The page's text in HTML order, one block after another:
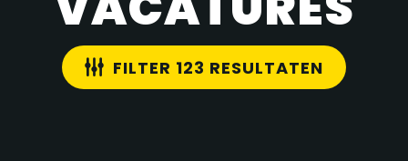
FILTER 123 RESULTATEN